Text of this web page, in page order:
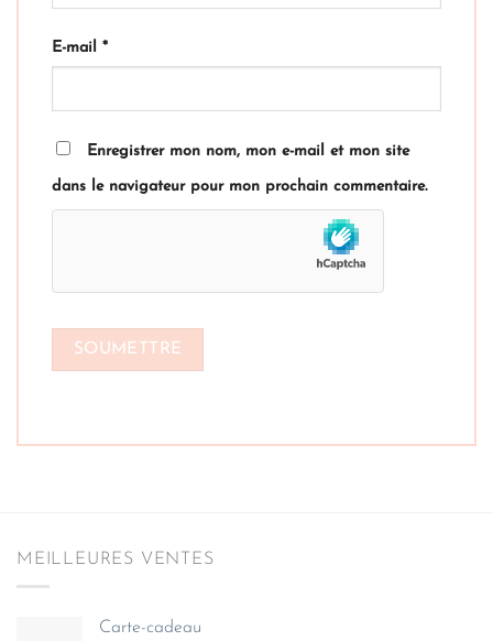
E-mail *
Enregistrer mon nom, mon e-mail et mon site
dans le navigateur pour mon prochain commentaire.
MEILLEURES VENTES
Carte-cadeau